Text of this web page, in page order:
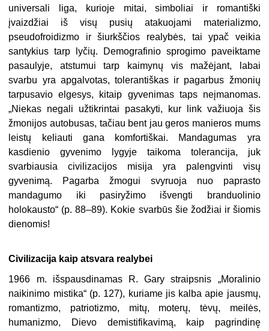
universali liga, kurioje mitai, simboliai ir romantiški
įvaizdžiai iš visų pusių atakuojami materializmo,
pseudofroidizmo ir šiurkščios realybės, tai ypač veikia
santykius tarp lyčių. Demografinio sprogimo paveiktame
pasaulyje, atstumui tarp kaimynų vis mažėjant, labai
svarbu yra apgalvotas, tolerantiškas ir pagarbus žmonių
tarpusavio elgesys, kitaip gyvenimas taps neįmanomas.
„Niekas negali užtikrintai pasakyti, kur link važiuoja šis
žmonijos autobusas, tačiau bent jau geros manieros mums
leistų keliauti gana komfortiškai. Mandagumas yra
kasdienio gyvenimo lygyje taikoma tolerancija, juk
svarbiausia civilizacijos misija yra palengvinti visų
gyvenimą. Pagarba žmogui svyruoja nuo paprasto
mandagumo iki pasiryžimo išvengti branduolinio
holokausto“ (p. 88–89). Kokie svarbūs šie žodžiai ir šiomis
dienomis!
Civilizacija kaip atsvara realybei
1966 m. išspausdinamas R. Gary straipsnis „Moralinio
naikinimo mistika“ (p. 127), kuriame jis kalba apie jausmų,
romantizmo, patriotizmo, mitų, moterų, tėvų, meilės,
humanizmo, Dievo demistifikavimą, kaip pagrindinę